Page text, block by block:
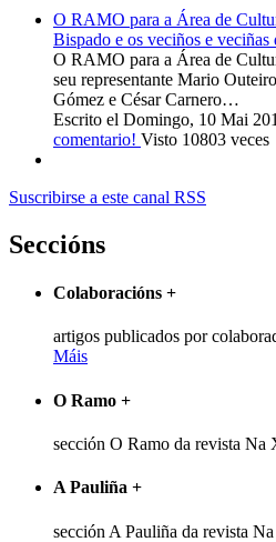
O RAMO para a Área de
Bispado e os veciños e veciñas
O RAMO para a Área de
seu representante Mario
Gómez e César Carnero…
Escrito el Domingo, 10 Mai
comentario! Visto 10803 veces
Suscribirse a este canal RSS
Seccións
Colaboracións +
artigos publicados por
Máis
O Ramo +
sección O Ramo da revista Na
A Pauliña +
sección A Pauliña da revista